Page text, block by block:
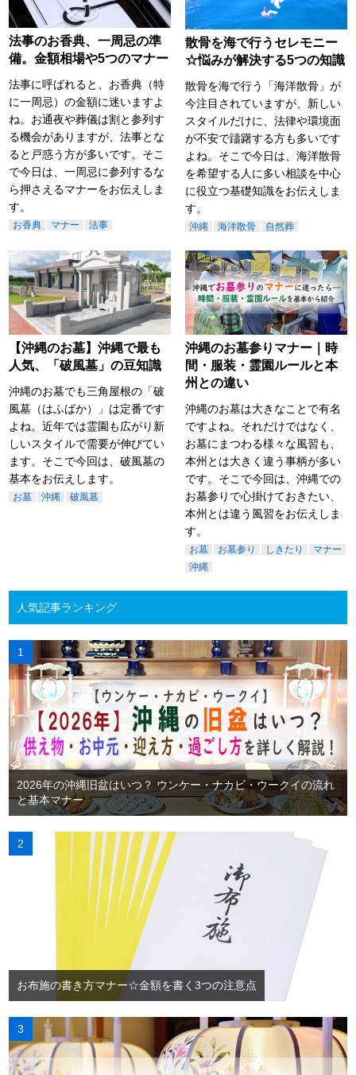
法事のお香典、一周忌の準
備。金額相場や5つのマナー
法事に呼ばれると、お香典（特
に一周忌）の金額に迷いますよ
ね。お通夜や葬儀は割と参列す
る機会がありますが、法事とな
ると戸惑う方が多いです。そこ
で今日は、一周忌に参列するな
ら押さえるマナーをお伝えしま
す。
お香典 マナー 法事
散骨を海で行うセレモニー
☆悩みが解決する5つの知識
散骨を海で行う「海洋散骨」が
今注目されていますが、新しい
スタイルだけに、法律や環境面
が不安で躊躇する方も多いです
よね。そこで今日は、海洋散骨
を希望する人に多い相談を中心
に役立つ基礎知識をお伝えしま
す。
沖縄 海洋散骨 自然葬
【沖縄のお墓】沖縄で最も
人気、「破風墓」の豆知識
沖縄のお墓でも三角屋根の「破
風墓（はふばか）」は定番です
よね。近年では霊園も広がり新
しいスタイルで需要が伸びてい
ます。そこで今回は、破風墓の
基本をお伝えします。
お墓 沖縄 破風墓
沖縄のお墓参りマナー｜時
間・服装・霊園ルールと本
州との違い
沖縄のお墓は大きなことで有名
ですよね。それだけではなく、
お墓にまつわる様々な風習も、
本州とは大きく違う事柄が多い
です。そこで今回は、沖縄での
お墓参りで心掛けておきたい、
本州とは違う風習をお伝えしま
す。
お墓 お墓参り しきたり
マナー
沖縄
人気記事ランキング
2026年の沖縄旧盆はいつ？ ウンケー・ナカビ・ウークイの流れ
と基本マナー
お布施の書き方マナー☆金額を書く3つの注意点